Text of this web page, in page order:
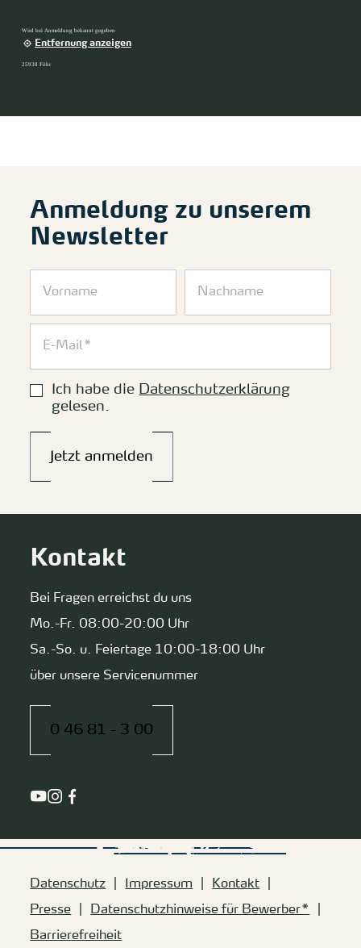
Wird bei Anmeldung bekannt gegeben
Entfernung anzeigen
25938 Föhr
Anmeldung zu unserem
Newsletter
Ich habe die Datenschutzerklärung
gelesen.
Jetzt anmelden
Kontakt
Bei Fragen erreichst du uns
Mo.-Fr. 08:00-20:00 Uhr
Sa.-So. u. Feiertage 10:00-18:00 Uhr
über unsere Servicenummer
0 46 81 - 3 00
Datenschutz Impressum
Kontakt
Presse
Datenschutzhinweise für Bewerber*
Barrierefreiheit